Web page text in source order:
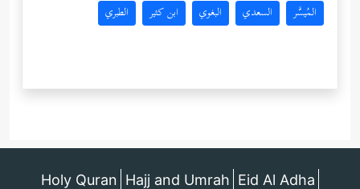
المُيسَّر السعدي البغوي ابن كثير الطبري
Holy Quran Hajj and Umrah Eid Al Adha